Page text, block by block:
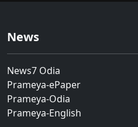
News
News7 Odia
Prameya-ePaper
Prameya-Odia
Prameya-English